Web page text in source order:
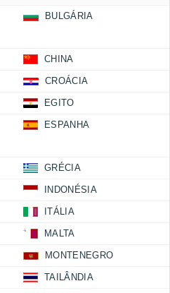
BULGÁRIA
CHINA
CROÁCIA
EGITO
ESPANHA
GRÉCIA
INDONÉSIA
ITÁLIA
MALTA
MONTENEGRO
TAILÂNDIA